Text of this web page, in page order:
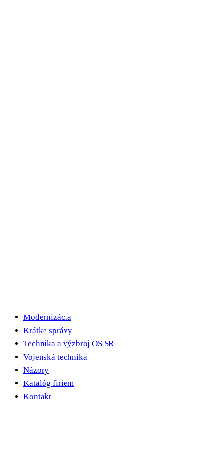
Modernizácia
Krátke správy
Technika a výzbroj OS SR
Vojenská technika
Názory
Katalóg firiem
Kontakt